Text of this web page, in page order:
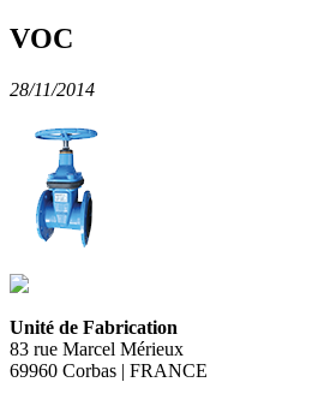
VOC
28/11/2014
Unité de Fabrication
83 rue Marcel Mérieux
69960 Corbas | FRANCE